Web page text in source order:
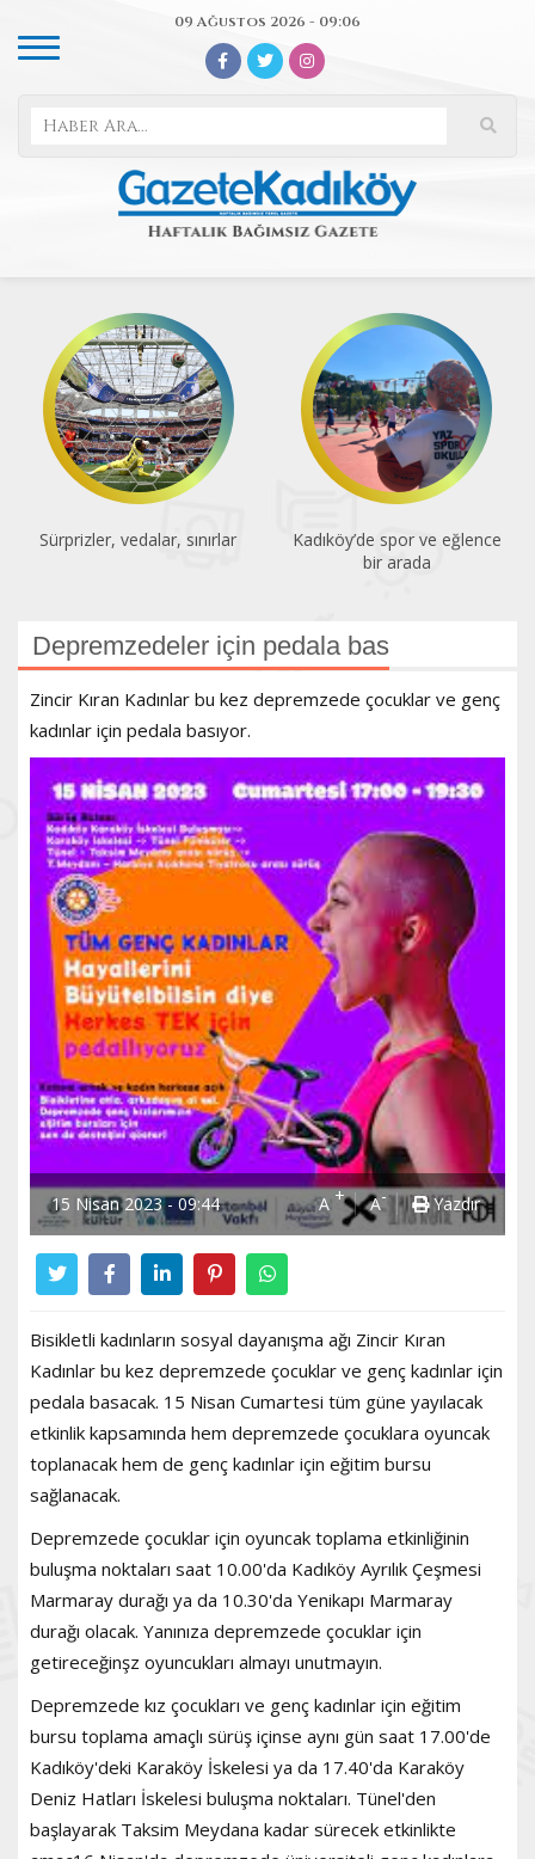
09 Ağustos 2026 - 09:06
Sürprizler, vedalar, sınırlar
Kadıköy’de spor ve eğlence
bir arada
Depremzedeler için pedala bas
Zincir Kıran Kadınlar bu kez depremzede çocuklar ve genç
kadınlar için pedala basıyor.
15 Nisan 2023 - 09:44 A + A- Yazdır
Bisikletli kadınların sosyal dayanışma ağı Zincir Kıran
Kadınlar bu kez depremzede çocuklar ve genç kadınlar için
pedala basacak. 15 Nisan Cumartesi tüm güne yayılacak
etkinlik kapsamında hem depremzede çocuklara oyuncak
toplanacak hem de genç kadınlar için eğitim bursu
sağlanacak.
Depremzede çocuklar için oyuncak toplama etkinliğinin
buluşma noktaları saat 10.00'da Kadıköy Ayrılık Çeşmesi
Marmaray durağı ya da 10.30'da Yenikapı Marmaray
durağı olacak. Yanınıza depremzede çocuklar için
getireceğinşz oyuncukları almayı unutmayın.
Depremzede kız çocukları ve genç kadınlar için eğitim
bursu toplama amaçlı sürüş içinse aynı gün saat 17.00'de
Kadıköy'deki Karaköy İskelesi ya da 17.40'da Karaköy
Deniz Hatları İskelesi buluşma noktaları. Tünel'den
başlayarak Taksim Meydana kadar sürecek etkinlikte